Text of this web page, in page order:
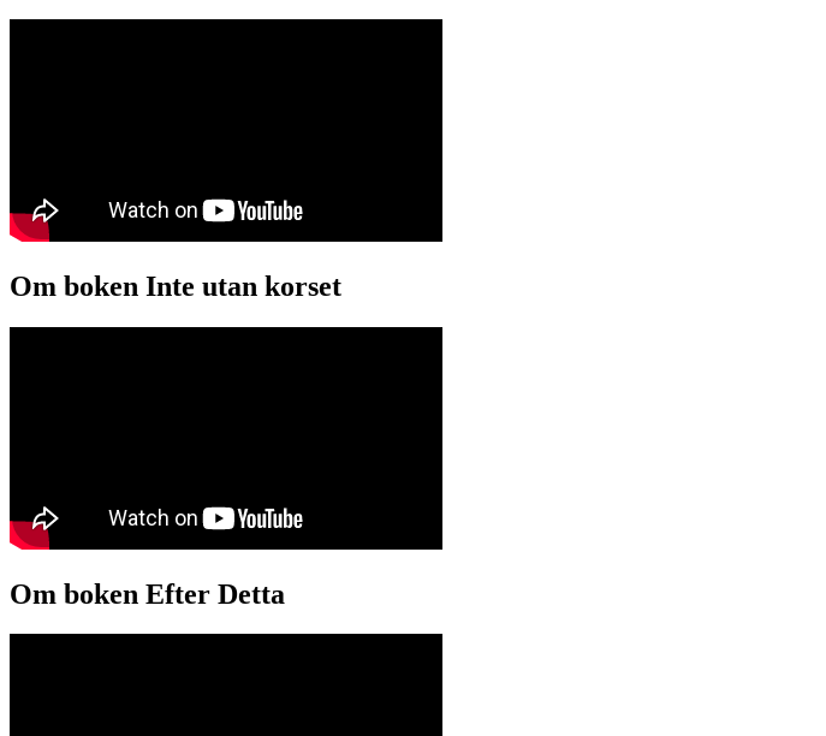
Om boken Inte utan korset
Om boken Efter Detta